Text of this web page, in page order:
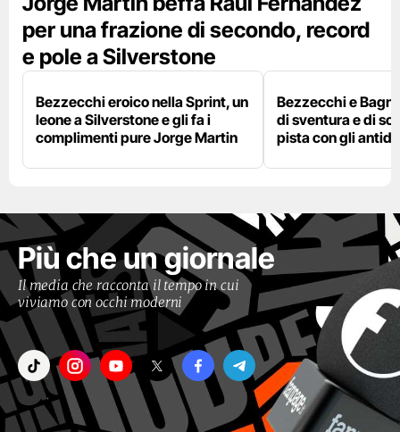
per una frazione di secondo, record
e pole a Silverstone
Bezzecchi eroico nella Sprint, un
leone a Silverstone e gli fa i
complimenti pure Jorge Martin
Bezzecchi e
di sventura e di
pista con gli
Più che un giornale
Il media che racconta il tempo in cui
viviamo con occhi moderni